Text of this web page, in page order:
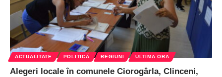
ACTUALITATE POLITICĂ REGIUNI ULTIMA ORA
Alegeri locale în comunele Ciorogârla, Clinceni,